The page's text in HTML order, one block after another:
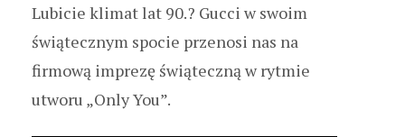
Lubicie klimat lat 90.? Gucci w swoim
świątecznym spocie przenosi nas na
firmową imprezę świąteczną w rytmie
utworu „Only You”.